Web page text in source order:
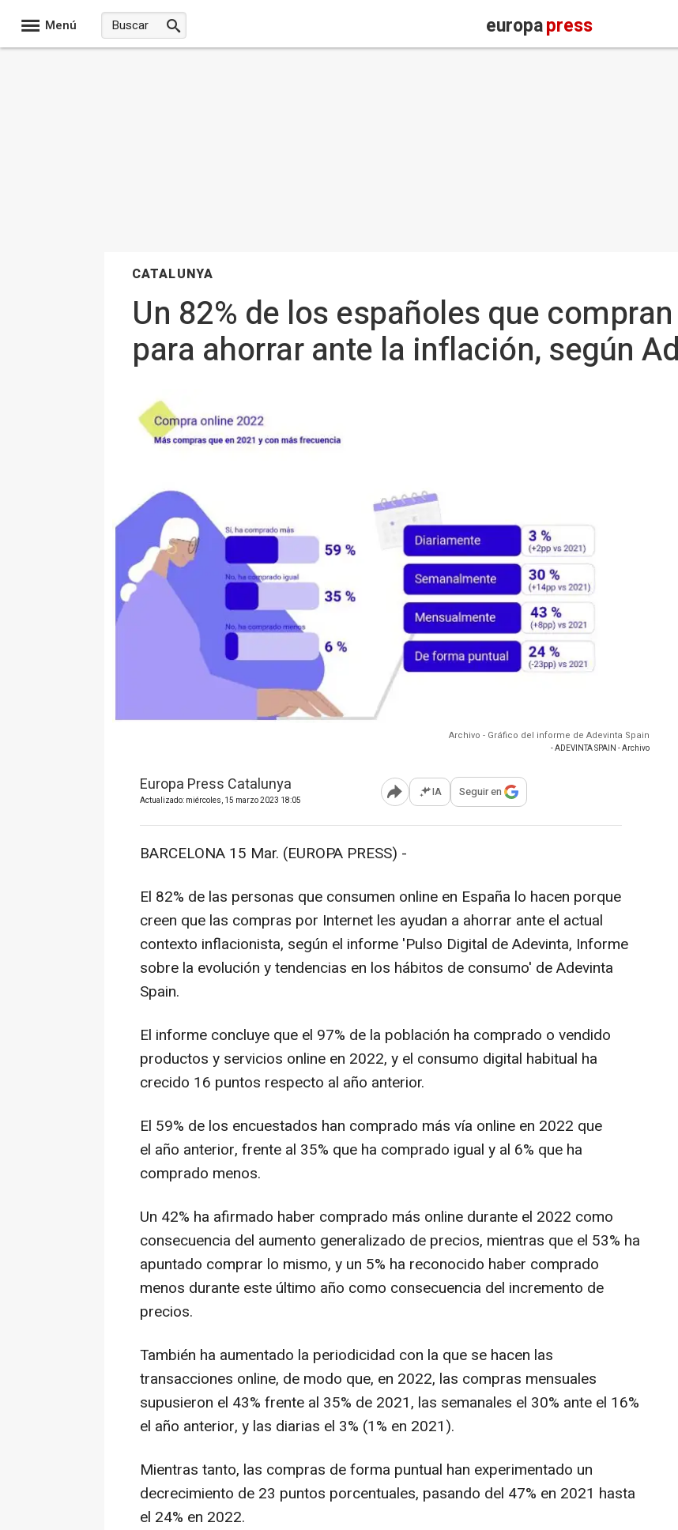
Menú europapress
CATALUNYA
Un 82% de los españoles que
para ahorrar ante la inflación, según
Archivo - Gráfico del informe de Adevinta Spain
- ADEVINTA SPAIN - Archivo
Europa Press Catalunya
Actualizado: miércoles, 15 marzo 2023 18:05 Abrir opciones para compartir
IA Seguir en
BARCELONA 15 Mar. (EUROPA PRESS) -
El 82% de las personas que consumen online en España lo hacen porque
creen que las compras por Internet les ayudan a ahorrar ante el actual
contexto inflacionista, según el informe 'Pulso Digital de Adevinta, Informe
sobre la evolución y tendencias en los hábitos de consumo' de Adevinta
Spain.
El informe concluye que el 97% de la población ha comprado o vendido
productos y servicios online en 2022, y el consumo digital habitual ha
crecido 16 puntos respecto al año anterior.
El 59% de los encuestados han comprado más vía online en 2022 que
el año anterior, frente al 35% que ha comprado igual y al 6% que ha
comprado menos.
Un 42% ha afirmado haber comprado más online durante el 2022 como
consecuencia del aumento generalizado de precios, mientras que el 53% ha
apuntado comprar lo mismo, y un 5% ha reconocido haber comprado
menos durante este último año como consecuencia del incremento de
precios.
También ha aumentado la periodicidad con la que se hacen las
transacciones online, de modo que, en 2022, las compras mensuales
supusieron el 43% frente al 35% de 2021, las semanales el 30% ante el 16%
el año anterior, y las diarias el 3% (1% en 2021).
Mientras tanto, las compras de forma puntual han experimentado un
decrecimiento de 23 puntos porcentuales, pasando del 47% en 2021 hasta
el 24% en 2022.